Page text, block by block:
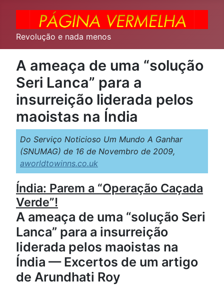
Revolução e nada menos
A ameaça de uma “solução
Seri Lanca” para a
insurreição liderada pelos
maoistas na Índia
Do Serviço Noticioso Um Mundo A Ganhar
(SNUMAG) de 16 de Novembro de 2009,
aworldtowinns.co.uk
Índia: Parem a “Operação Caçada
Verde”!
A ameaça de uma “solução Seri
Lanca” para a insurreição
liderada pelos maoistas na
Índia — Excertos de um artigo
de Arundhati Roy